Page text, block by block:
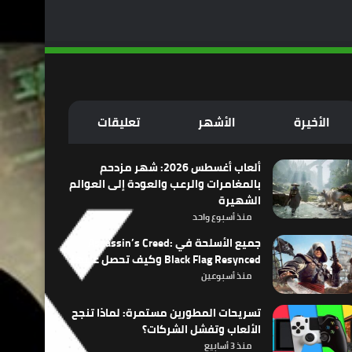
الأخيرة الأشهر تعليقات
ألعاب أغسطس 2026: شهر مزدحم
بالمغامرات والرعب والعودة إلى العوالم
الشهيرة
منذ أسبوع واحد
جميع الأسلحة في Assassin’s Creed:
Black Flag Resynced وكيف تحصل عليها
منذ أسبوعين
تسريحات المطورين مستمرة: لماذا تنجح
الألعاب وتفشل الشركات؟
منذ 3 أسابيع